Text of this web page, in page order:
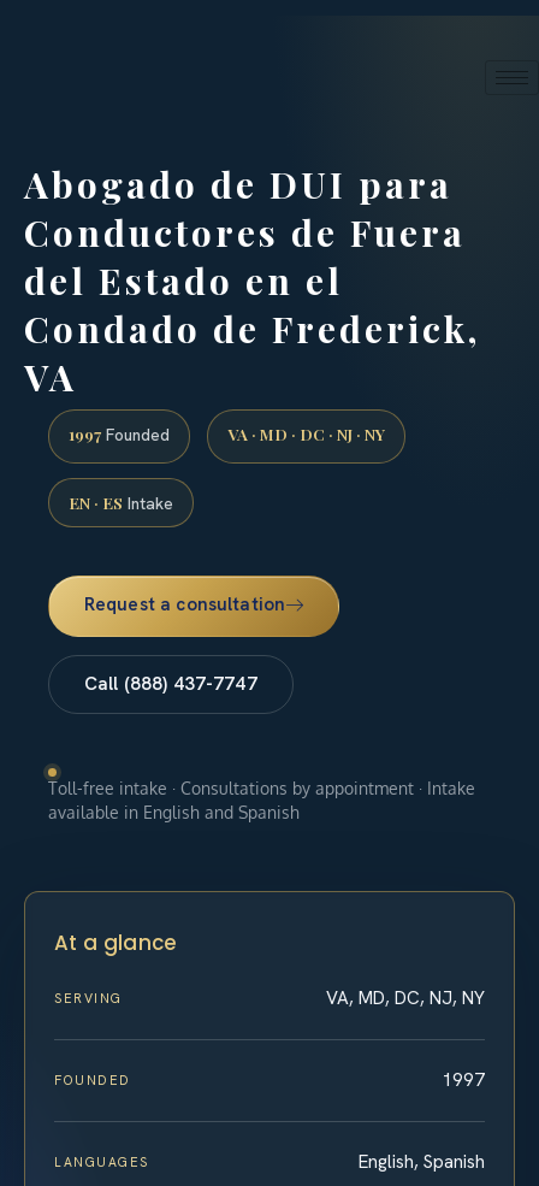
Abogado de DUI para
Conductores de Fuera
del Estado en el
Condado de Frederick,
VA
1997 Founded VA · MD · DC · NJ · NY
EN · ES Intake
Request a consultation
Call (888) 437-7747
Toll-free intake · Consultations by appointment · Intake
available in English and Spanish
At a glance
SERVING VA, MD, DC, NJ, NY
FOUNDED 1997
LANGUAGES English, Spanish